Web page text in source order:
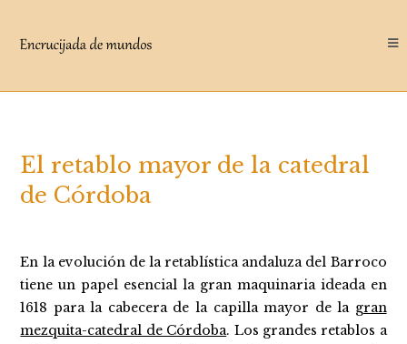
contenido
El retablo mayor de la catedral
de Córdoba
En la evolución de la retablística andaluza del Barroco
tiene un papel esencial la gran maquinaria ideada en
1618 para la cabecera de la capilla mayor de la gran
mezquita-catedral de Córdoba. Los grandes retablos a